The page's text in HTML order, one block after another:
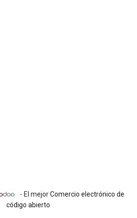
- El mejorComercio electrónico de
código abierto